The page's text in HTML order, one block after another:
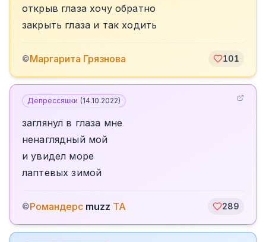
открыв глаза хочу обратно
закрыть глаза и так ходить
©Маргарита Грязнова 101
Депрессяшки (14.10.2022)
заглянул в глаза мне
ненаглядный мой
и увидел море
лаптевых зимой
©Романдерс muzz TA 289